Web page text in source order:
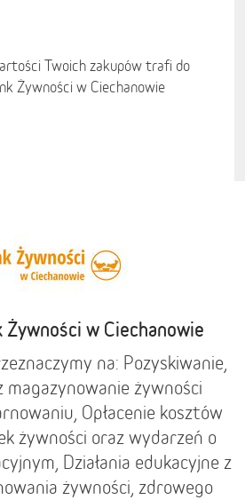
Twoich zakupów trafi do
Żywności w Ciechanowie
Żywności w Ciechanowie
na: Pozyskiwanie,
żywności
Opłacenie kosztów
żywności oraz wydarzeń o
Działania edukacyjne z
żywności, zdrowego